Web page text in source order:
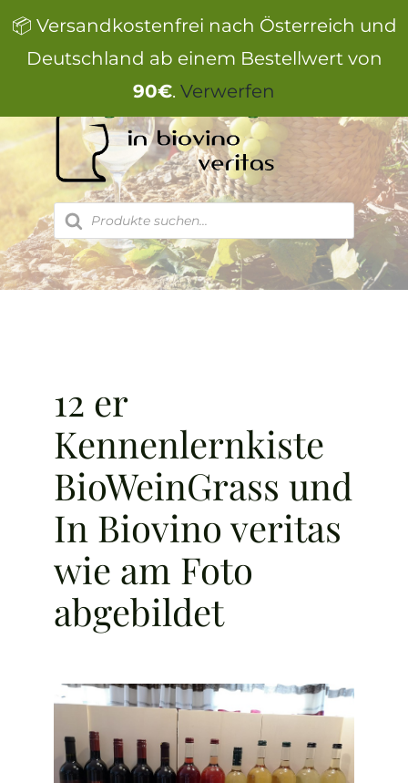
📦 Versandkostenfrei nach Österreich und
Deutschland ab einem Bestellwert von
90€. Verwerfen
Inhalt
springen
Products
search
12 er
Kennenlernkiste
BioWeinGrass und
In Biovino veritas
wie am Foto
abgebildet